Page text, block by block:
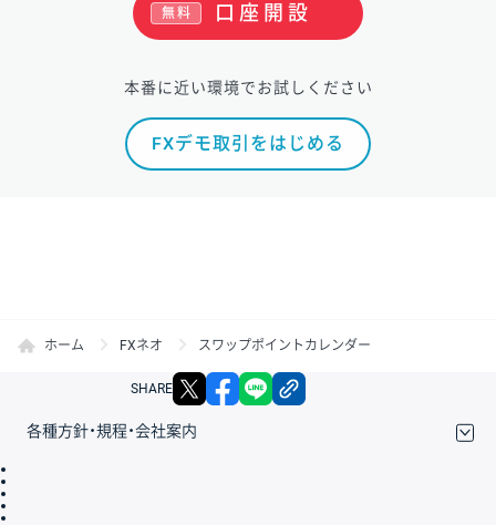
口座開設
無料
本番に近い環境でお試しください
FXデモ取引をはじめる
ホーム FXネオ スワップポイントカレンダー
SHARE X facebook
各種方針・規程・会社案内